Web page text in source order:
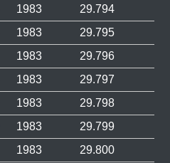
1983
29.794
1983
29.795
1983
29.796
1983
29.797
1983
29.798
1983
29.799
1983
29.800